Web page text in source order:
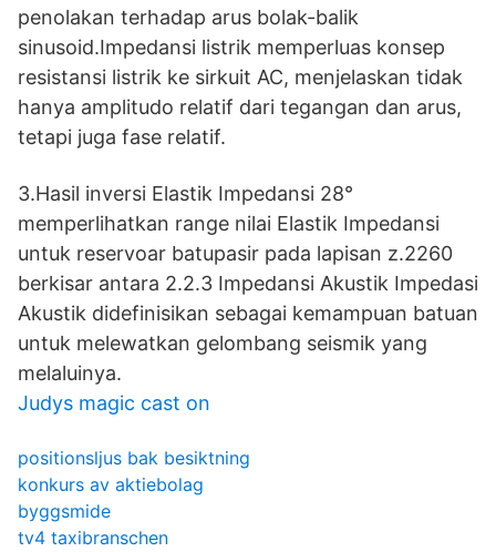
penolakan terhadap arus bolak-balik
sinusoid.Impedansi listrik memperluas konsep
resistansi listrik ke sirkuit AC, menjelaskan tidak
hanya amplitudo relatif dari tegangan dan arus,
tetapi juga fase relatif.
3.Hasil inversi Elastik Impedansi 28°
memperlihatkan range nilai Elastik Impedansi
untuk reservoar batupasir pada lapisan z.2260
berkisar antara 2.2.3 Impedansi Akustik Impedasi
Akustik didefinisikan sebagai kemampuan batuan
untuk melewatkan gelombang seismik yang
melaluinya.
Judys magic cast on
positionsljus bak besiktning
konkurs av aktiebolag
byggsmide
tv4 taxibranschen